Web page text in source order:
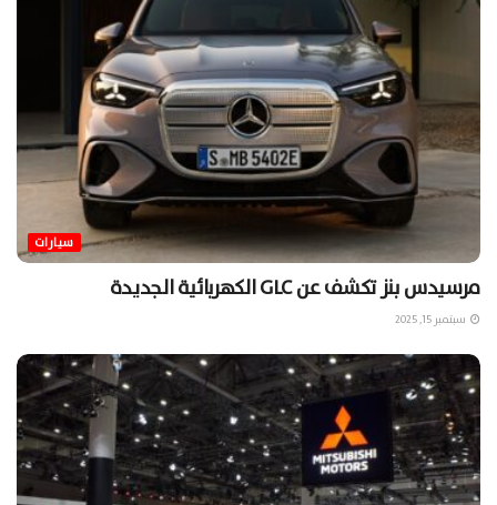
سيارات
مرسيدس بنز تكشف عن GLC الكهربائية الجديدة
سبتمبر 15, 2025